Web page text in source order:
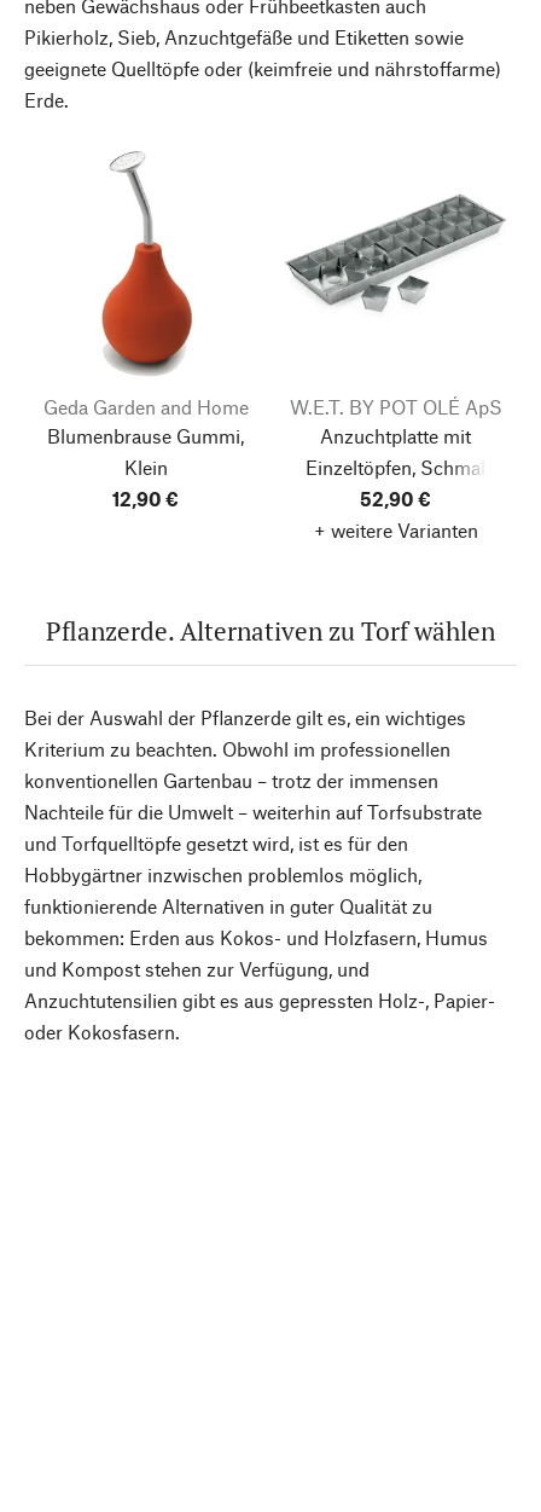
neben Gewächshaus oder Frühbeetkasten auch
Pikierholz, Sieb, Anzuchtgefäße und Etiketten sowie
geeignete Quelltöpfe oder (keimfreie und nährstoffarme)
Erde.
Geda Garden and Home
Blumenbrause Gummi,
Klein
12,90 €
W.E.T. BY POT OLÉ ApS
Anzuchtplatte mit
Einzeltöpfen, Schmal
52,90 €
+ weitere Varianten
Pflanzerde. Alternativen zu Torf wählen
Bei der Auswahl der Pflanzerde gilt es, ein wichtiges
Kriterium zu beachten. Obwohl im professionellen
konventionellen Gartenbau – trotz der immensen
Nachteile für die Umwelt – weiterhin auf Torfsubstrate
und Torfquelltöpfe gesetzt wird, ist es für den
Hobbygärtner inzwischen problemlos möglich,
funktionierende Alternativen in guter Qualität zu
bekommen: Erden aus Kokos- und Holzfasern, Humus
und Kompost stehen zur Verfügung, und
Anzuchtutensilien gibt es aus gepressten Holz-, Papier-
oder Kokosfasern.